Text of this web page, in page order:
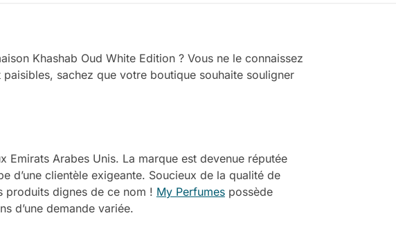
Khashab Oud White Edition ? Vous ne le connaissez
sachez que votre boutique souhaite souligner
Emirats Arabes Unis. La marque est devenue réputée
d’une clientèle exigeante. Soucieux de la qualité de
produits dignes de ce nom ! My Perfumespossède
d’une demande variée.